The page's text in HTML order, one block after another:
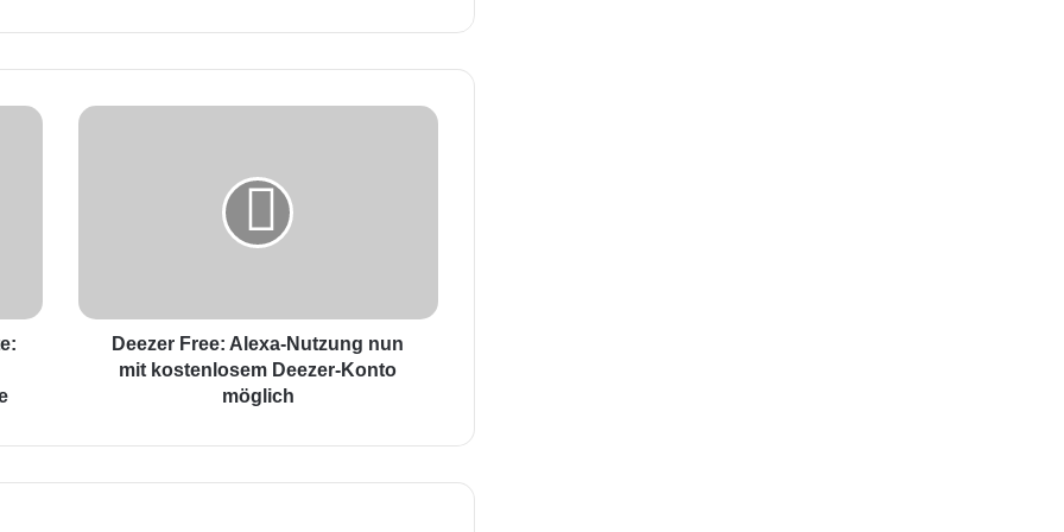
D
e
e
Deezer Free: Alexa-Nutzung nun
mit kostenlosem Deezer-Konto
möglich